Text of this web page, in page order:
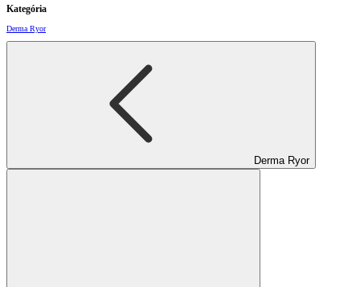
Kategória
Derma Ryor
Derma Ryor